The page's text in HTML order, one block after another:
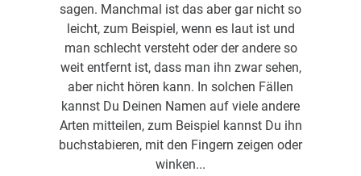
sagen. Manchmal ist das aber gar nicht so
leicht, zum Beispiel, wenn es laut ist und
man schlecht versteht oder der andere so
weit entfernt ist, dass man ihn zwar sehen,
aber nicht hören kann. In solchen Fällen
kannst Du Deinen Namen auf viele andere
Arten mitteilen, zum Beispiel kannst Du ihn
buchstabieren, mit den Fingern zeigen oder
winken...